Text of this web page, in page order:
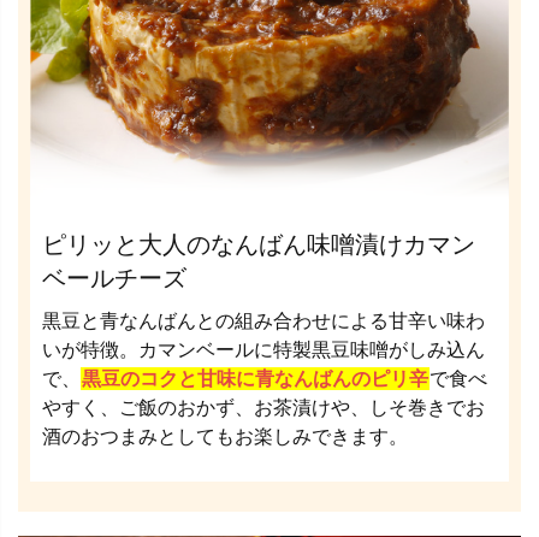
ピリッと大人のなんばん味噌漬けカマン
ベールチーズ
黒豆と青なんばんとの組み合わせによる甘辛い味わ
いが特徴。カマンベールに特製黒豆味噌がしみ込ん
で、 黒豆のコクと甘味に青なんばんのピリ辛で食べ
やすく、ご飯のおかず、お茶漬けや、しそ巻きでお
酒のおつまみとしてもお楽しみできます。